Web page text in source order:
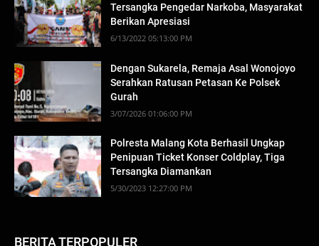
Tersangka Pengedar Narkoba, Masyarakat
Berikan Apresiasi
6/13/2022 05:13:00 PM
Dengan Sukarela, Remaja Asal Wonojoyo
Serahkan Ratusan Petasan Ke Polsek
Gurah
3/07/2026 01:06:00 PM
Polresta Malang Kota Berhasil Ungkap
Penipuan Ticket Konser Coldplay, Tiga
Tersangka Diamankan
5/30/2023 12:27:00 PM
BERITA TERPOPULER